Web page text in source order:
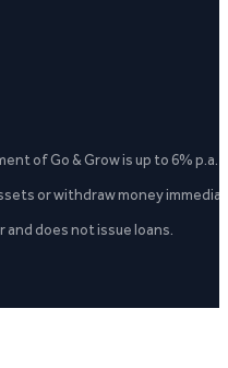
of Go & Grow is up to 6%
or withdraw money
does not issue loans.